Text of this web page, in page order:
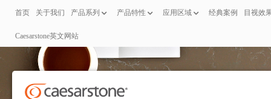
首页 关于我们 产品系列 产品特性 应用区域 经典案例 目视效
Caesarstone英文网站